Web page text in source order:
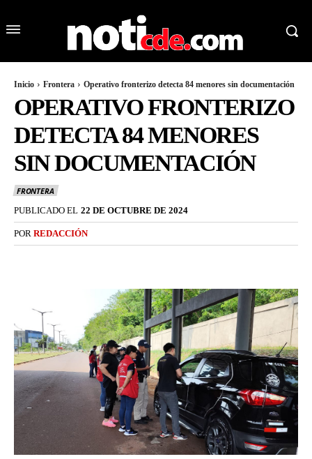
Inicio Frontera Operativo fronterizo detecta 84 menores sin documentación
OPERATIVO FRONTERIZO
DETECTA 84 MENORES
SIN DOCUMENTACIÓN
FRONTERA
PUBLICADO EL 22 DE OCTUBRE DE 2024
POR REDACCIÓN